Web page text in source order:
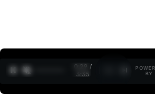
0:30 /
3:35
BY